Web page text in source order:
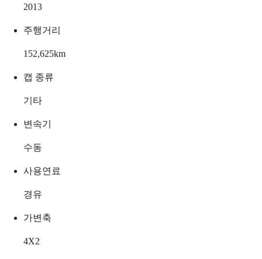
2013
주행거리
152,625km
캡 종류
기타
변속기
수동
사용연료
경유
가변축
4X2